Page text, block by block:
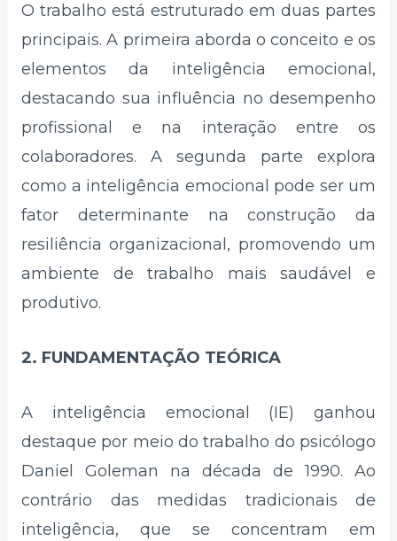
O trabalho está estruturado em duas partes
principais. A primeira aborda o conceito e os
elementos da inteligência emocional,
destacando sua influência no desempenho
profissional e na interação entre os
colaboradores. A segunda parte explora
como a inteligência emocional pode ser um
fator determinante na construção da
resiliência organizacional, promovendo um
ambiente de trabalho mais saudável e
produtivo.
2. FUNDAMENTAÇÃO TEÓRICA
A inteligência emocional (IE) ganhou
destaque por meio do trabalho do psicólogo
Daniel Goleman na década de 1990. Ao
contrário das medidas tradicionais de
inteligência, que se concentram em